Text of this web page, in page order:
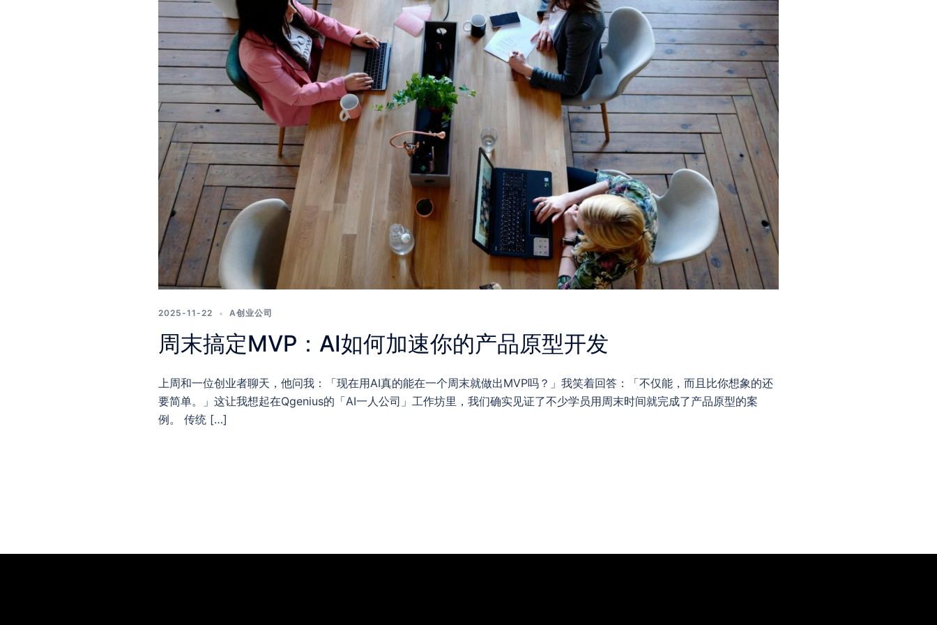
2025-11-22 A创业公司
周末搞定MVP：AI如何加速你的产品原型开发
上周和一位创业者聊天，他问我：「现在用AI真的能在一个周末就做出MVP吗？」我笑着回答：「不仅能，而且比你想象的还
要简单。」这让我想起在Qgenius的「AI一人公司」工作坊里，我们确实见证了不少学员用周末时间就完成了产品原型的案
例。 传统 […]